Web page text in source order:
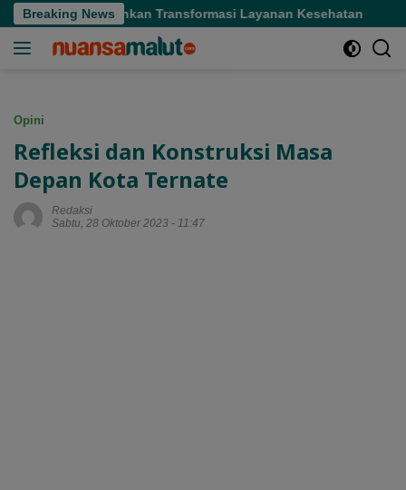
Langsung
ke
Breaking News
Transformasi Layanan Kesehatan Gubernur
Opini
Refleksi dan Konstruksi Masa
Depan Kota Ternate
Redaksi
Sabtu, 28 Oktober 2023 - 11:47